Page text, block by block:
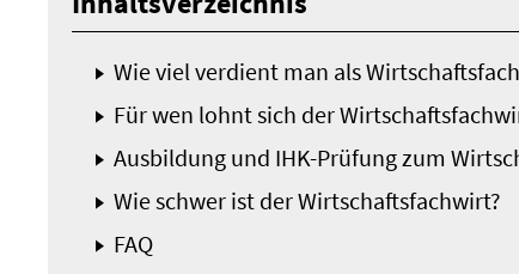
Wie viel verdient man als
Für wen lohnt sich der
Ausbildung und IHK-Prüfung zum
Wie schwer ist der Wirtschaftsfachwirt?
FAQ